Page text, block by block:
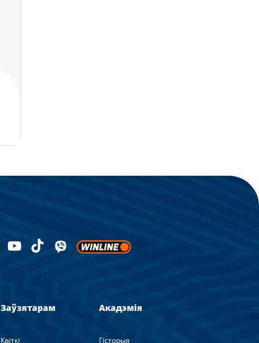
Заўзятарам
Квіткі
Акадэмія
Гісторыя